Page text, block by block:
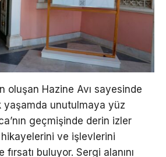
oluşan Hazine Avı sayesinde
yaşamda unutulmaya yüz
geçmişinde derin izler
hikayelerini ve işlevlerini
buluyor. Sergi alanını